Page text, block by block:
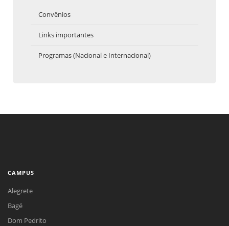
Convênios
Links importantes
Programas (Nacional e Internacional)
CAMPUS
Alegrete
Bagé
Dom Pedrito